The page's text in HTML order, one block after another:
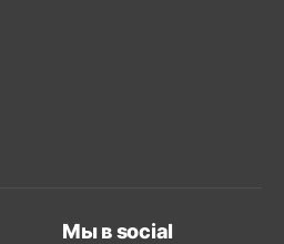
Мы в social